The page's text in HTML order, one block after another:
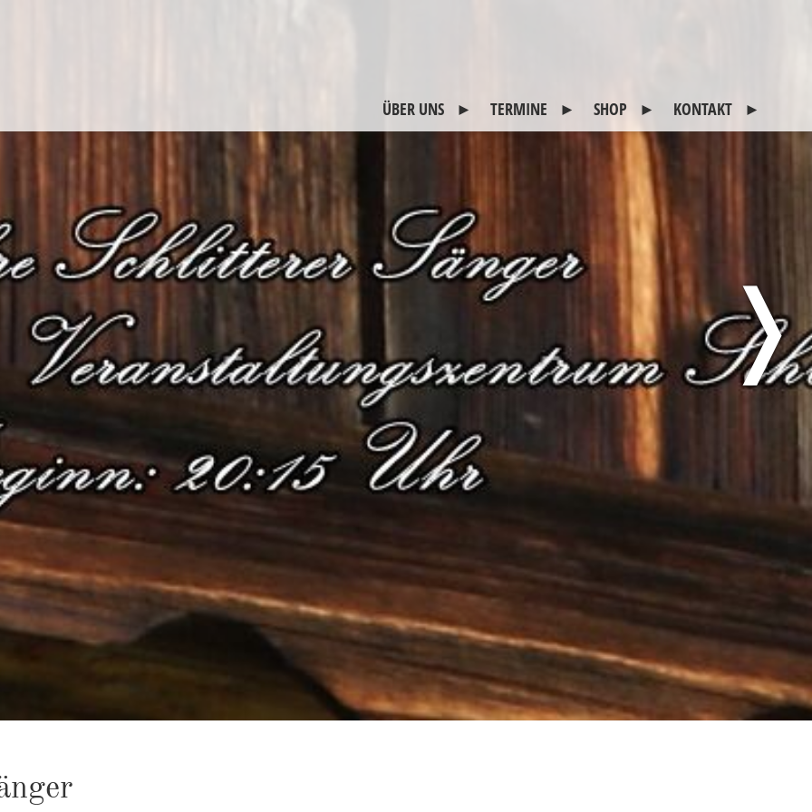
ÜBER UNS
Geschichte
Freunde
Ausgeschiedene
TERMINE
Sänger
SHOP KONTAKT
Kontakt
Impressum
Sitemap
Datenschutz
❭